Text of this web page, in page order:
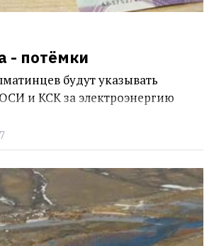
- потёмки
будут указывать
и КСК за электроэнергию